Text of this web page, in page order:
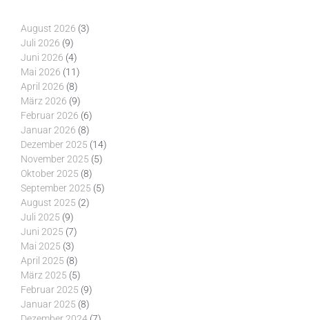
August 2026 (3)
Juli 2026 (9)
Juni 2026 (4)
Mai 2026 (11)
April 2026 (8)
März 2026 (9)
Februar 2026 (6)
Januar 2026 (8)
Dezember 2025 (14)
November 2025 (5)
Oktober 2025 (8)
September 2025 (5)
August 2025 (2)
Juli 2025 (9)
Juni 2025 (7)
Mai 2025 (3)
April 2025 (8)
März 2025 (5)
Februar 2025 (9)
Januar 2025 (8)